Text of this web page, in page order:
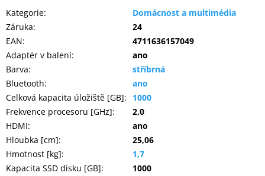
Kategorie:
Domácnost a multimédia
Záruka:
24
EAN:
4711636157049
Adaptér v balení:
ano
Barva:
stříbrná
Bluetooth:
ano
Celková kapacita úložiště [GB]:
1000
Frekvence procesoru [GHz]:
2,0
HDMI:
ano
Hloubka [cm]:
25,06
Hmotnost [kg]:
1,7
Kapacita SSD disku [GB]:
1000